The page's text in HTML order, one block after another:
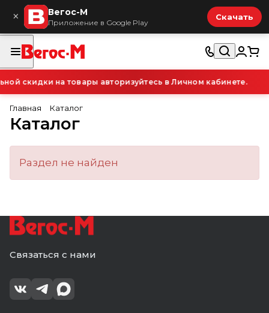
× Вегос-М
Приложение в Google Play
Скачать
скидки на товары авторизуйтесь в Личном кабинете.
Главная Каталог
Каталог
Раздел не найден
Связаться с нами